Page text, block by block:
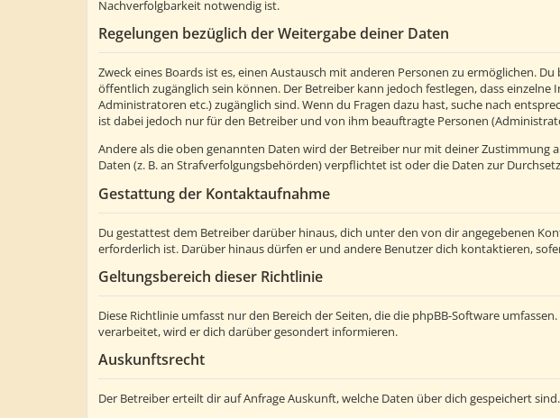
Nachverfolgbarkeit notwendig ist.
Regelungen bezüglich der Weitergabe deiner Daten
Zweck eines Boards ist es, einen Austausch mit anderen Personen zu ermöglichen.
öffentlich zugänglich sein können. Der Betreiber kann jedoch festlegen, dass
Administratoren etc.) zugänglich sind. Wenn du Fragen dazu hast, suche nach
ist dabei jedoch nur für den Betreiber und von ihm beauftragte Personen
Andere als die oben genannten Daten wird der Betreiber nur mit deiner Zustimmung
Daten (z. B. an Strafverfolgungsbehörden) verpflichtet ist oder die Daten zur
Gestattung der Kontaktaufnahme
Du gestattest dem Betreiber darüber hinaus, dich unter den von dir angegebenen
erforderlich ist. Darüber hinaus dürfen er und andere Benutzer dich kontaktieren,
Geltungsbereich dieser Richtlinie
Diese Richtlinie umfasst nur den Bereich der Seiten, die die phpBB-Software
verarbeitet, wird er dich darüber gesondert informieren.
Auskunftsrecht
Der Betreiber erteilt dir auf Anfrage Auskunft, welche Daten über dich gespeichert sind.